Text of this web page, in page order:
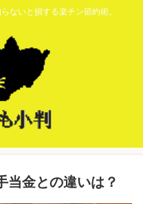
ないと損する楽チン節約術。
当金との違いは？